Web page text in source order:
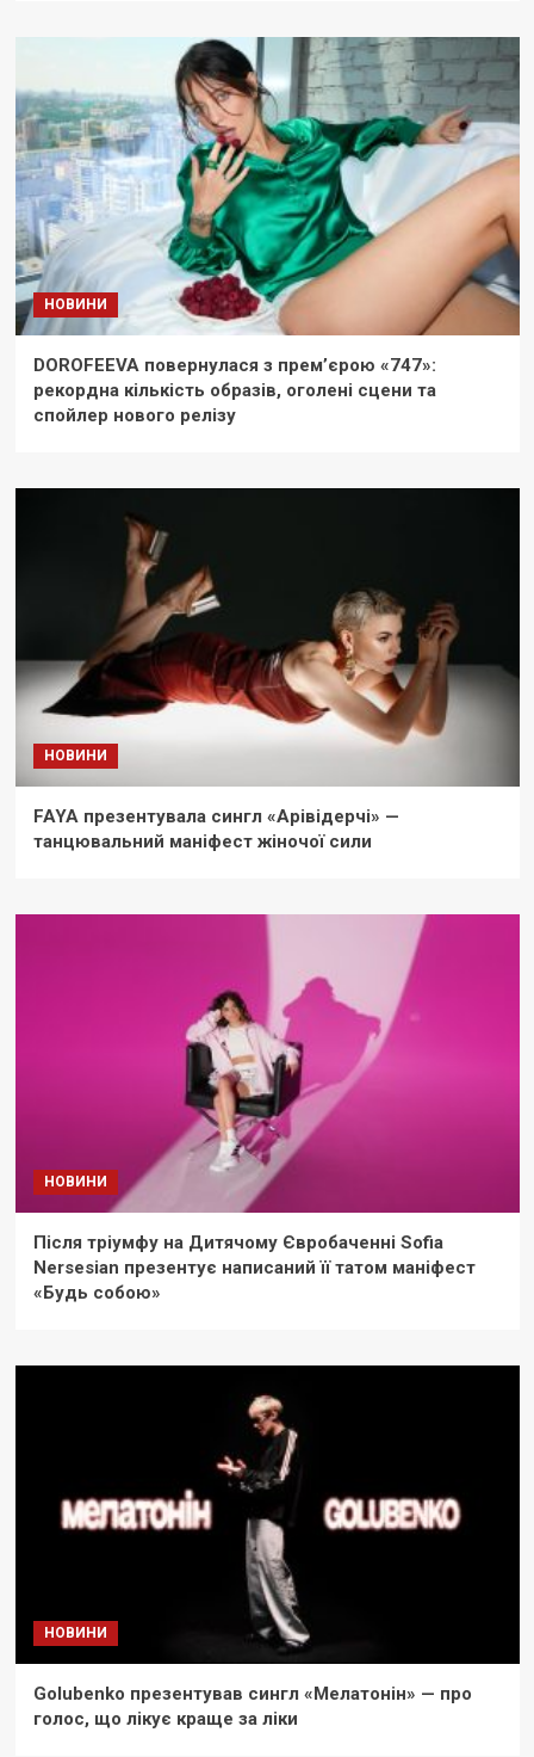
НОВИНИ
DOROFEEVA повернулася з прем’єрою «747»:
рекордна кількість образів, оголені сцени та
спойлер нового релізу
НОВИНИ
FAYA презентувала сингл «Арівідерчі» —
танцювальний маніфест жіночої сили
НОВИНИ
Після тріумфу на Дитячому Євробаченні Sofia
Nersesian презентує написаний її татом маніфест
«Будь собою»
НОВИНИ
Golubenko презентував сингл «Мелатонін» — про
голос, що лікує краще за ліки